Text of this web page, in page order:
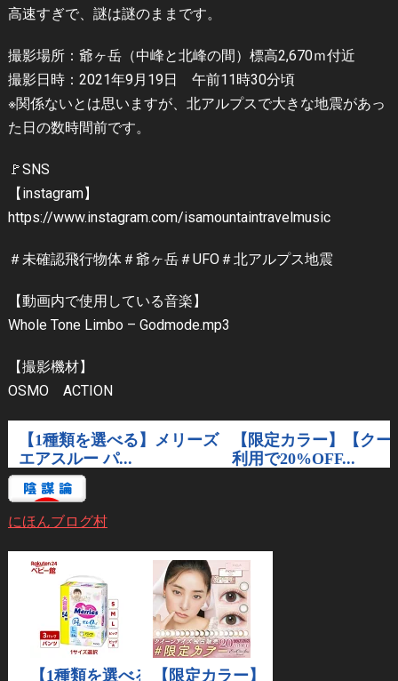
高速すぎで、謎は謎のままです。
撮影場所：爺ヶ岳（中峰と北峰の間）標高2,670ｍ付近
撮影日時：2021年9月19日 午前11時30分頃
※関係ないとは思いますが、北アルプスで大きな地震があっ
た日の数時間前です。
🚩SNS
【instagram】
https://www.instagram.com/isamountaintravelmusic
＃未確認飛行物体＃爺ヶ岳＃UFO＃北アルプス地震
【動画内で使用している音楽】
Whole Tone Limbo – Godmode.mp3
【撮影機材】
OSMO ACTION
にほんブログ村